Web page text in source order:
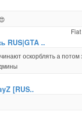
RUS|GTA ..
оскорблять а потом
[RUS..